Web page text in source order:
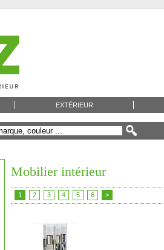
EXTÉRIEUR
Mobilier intérieur
1 2 3 4 5 6 >